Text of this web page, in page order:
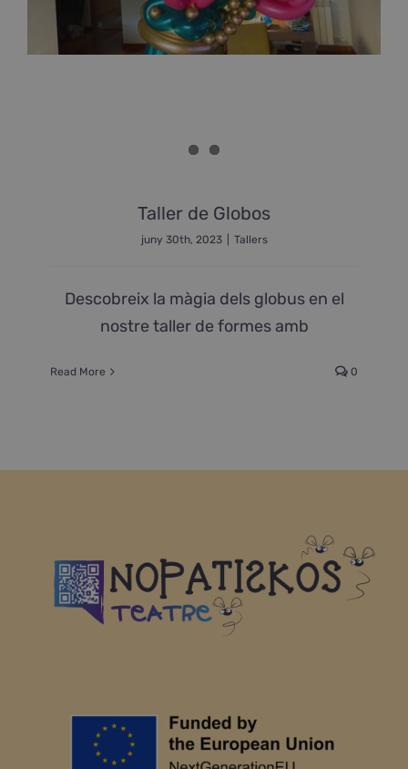
Taller de Globos
juny 30th, 2023 Tallers
Descobreix la màgia dels globus en el
nostre taller de formes amb
Read More 0